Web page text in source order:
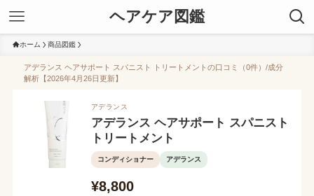
ヘアケア図鑑
ホーム 商品図鑑
アデランス ヘアサポート スパニスト トリートメントの口コミ（0件）/成分
解析【2026年4月26日更新】
アデランス
アデランス ヘアサポート スパニスト
トリートメント
コンディショナー アデランス
¥8,800